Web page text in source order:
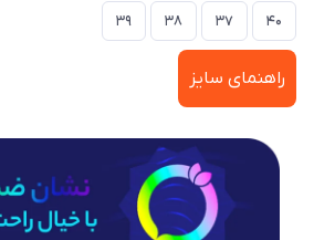
۴۰ ۳۷ ۳۸ ۳۹
راهنمای سایز